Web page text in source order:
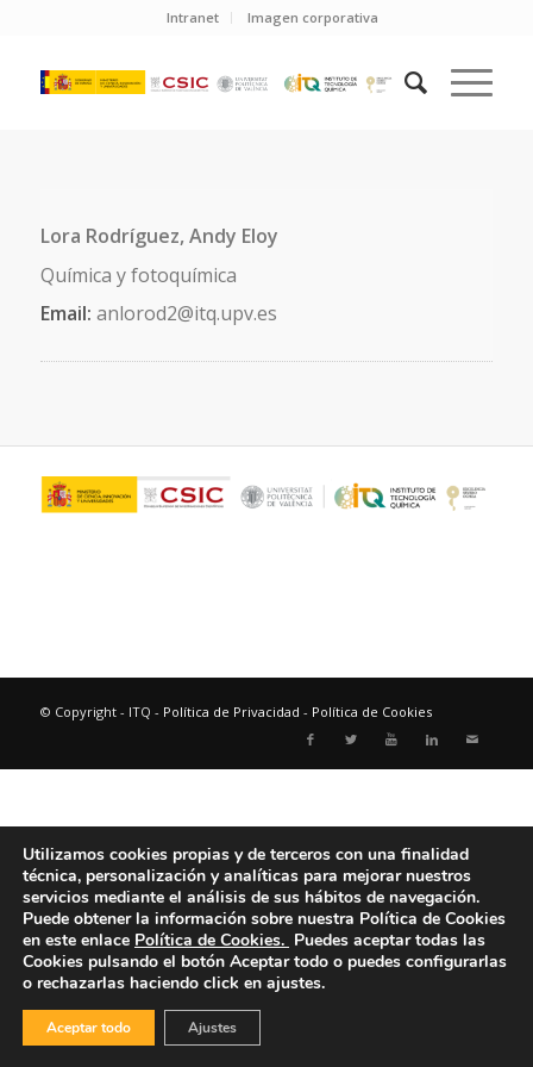
Intranet Imagen corporativa
Lora Rodríguez, Andy Eloy
Química y fotoquímica
Email: anlorod2@itq.upv.es
© Copyright - ITQ - Política de Privacidad - Política de Cookies
Utilizamos cookies propias y de terceros con una finalidad
técnica, personalización y analíticas para mejorar nuestros
servicios mediante el análisis de sus hábitos de navegación.
Puede obtener la información sobre nuestra Política de Cookies
en este enlace Política de Cookies. Puedes aceptar todas las
Cookies pulsando el botón Aceptar todo o puedes configurarlas
o rechazarlas haciendo click en ajustes.
Aceptar todo Ajustes